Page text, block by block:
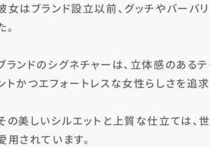
女はブランド設立以前、グッチやバーバ
。
ランドのシグネチャーは、立体感のある
トかつエフォートレスな女性らしさを追
の美しいシルエットと上質な仕立ては、
用されています。